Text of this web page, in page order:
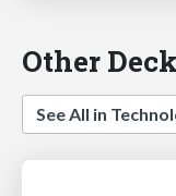
Other
See All in